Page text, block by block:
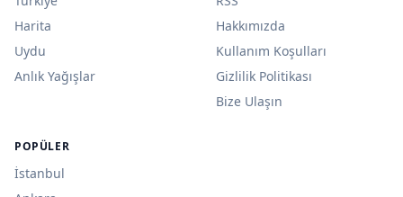
Harita
Uydu
Anlık Yağışlar
Hakkımızda
Kullanım Koşulları
Gizlilik Politikası
Bize Ulaşın
POPÜLER
İstanbul